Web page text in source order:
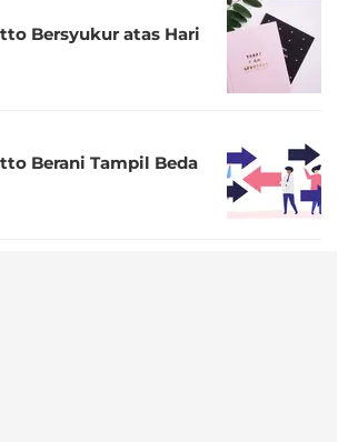
Bersyukur atas Hari
Berani Tampil Beda